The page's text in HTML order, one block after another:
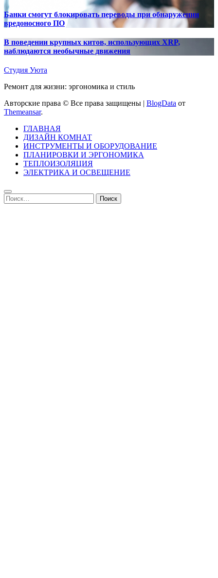
Банки смогут блокировать переводы при обнаружении
вредоносного ПО
В поведении крупных китов, использующих XRP,
наблюдаются необычные движения
Студия Уюта
Ремонт для жизни: эргономика и стиль
Авторские права © Все права защищены | BlogData от
Themeansar.
ГЛАВНАЯ
ДИЗАЙН КОМНАТ
ИНСТРУМЕНТЫ И ОБОРУДОВАНИЕ
ПЛАНИРОВКИ И ЭРГОНОМИКА
ТЕПЛОИЗОЛЯЦИЯ
ЭЛЕКТРИКА И ОСВЕЩЕНИЕ
Найти: